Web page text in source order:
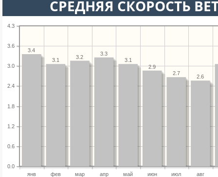
СРЕДНЯЯ СКОРОСТЬ
янв фев мар апр май июн июл авг
0.0
0.6
1.2
1.8
2.4
3.0
3.6
4.3
2.6
2.7
2.9
3.1
3.3
3.2
3.1
3.4